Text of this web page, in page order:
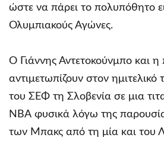
ώστε να πάρει το πολυπόθητο
Ολυμπιακούς Αγώνες.
Ο Γιάννης Αντετοκούνμπο και η
αντιμετωπίζουν στον
του ΣΕΦ τη Σλοβενία σε μια
ΝΒΑ φυσικά λόγω της
των Μπακς από τη μία και του